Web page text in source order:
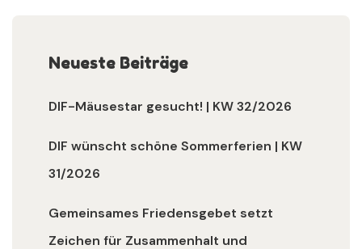
Neueste Beiträge
DIF-Mäusestar gesucht! | KW 32/2026
DIF wünscht schöne Sommerferien | KW
31/2026
Gemeinsames Friedensgebet setzt
Zeichen für Zusammenhalt und